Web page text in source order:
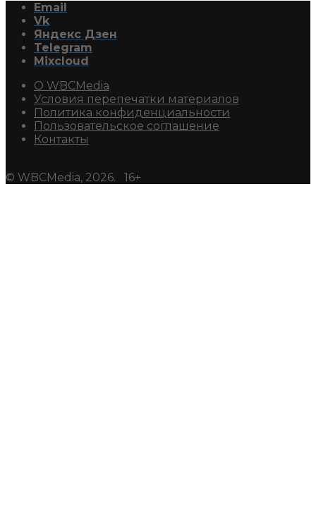
Email
Vk
Яндекс Дзен
Telegram
Mixcloud
О WBCMedia
Условия перепечатки материалов
Политика конфиденциальности
Пользовательское соглашение
Контакты
© WBCMedia, 2026. 16+